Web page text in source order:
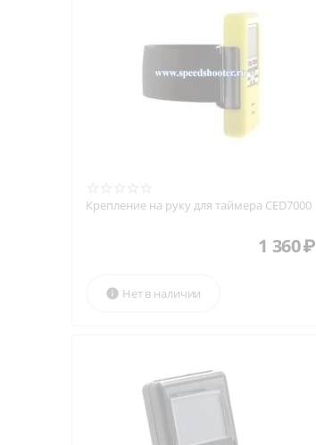
Крепление на руку для таймера CED7000
1 360₽
Нет в наличии
